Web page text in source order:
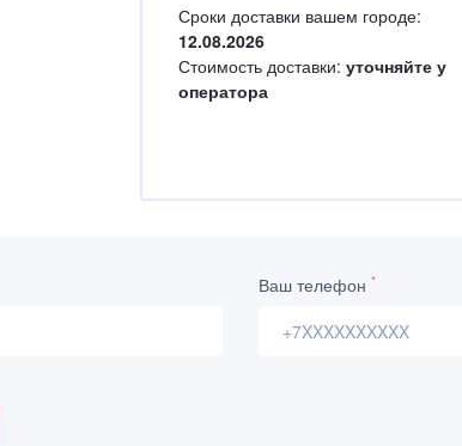
Сроки доставки вашем городе:
12.08.2026
Стоимость доставки: уточняйте у
оператора
Ваш телефон *